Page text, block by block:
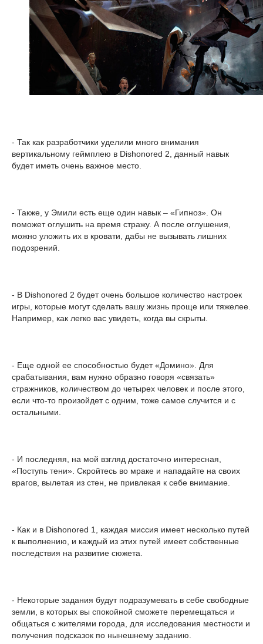
- Так как разработчики уделили много внимания
вертикальному геймплею в Dishonored 2, данный навык
будет иметь очень важное место.
- Также, у Эмили есть еще один навык – «Гипноз». Он
поможет оглушить на время стражу. А после оглушения,
можно уложить их в кровати, дабы не вызывать лишних
подозрений.
- В Dishonored 2 будет очень большое количество настроек
игры, которые могут сделать вашу жизнь проще или тяжелее.
Например, как легко вас увидеть, когда вы скрыты.
- Еще одной ее способностью будет «Домино». Для
срабатывания, вам нужно образно говоря «связать»
стражников, количеством до четырех человек и после этого,
если что-то произойдет с одним, тоже самое случится и с
остальными.
- И последняя, на мой взгляд достаточно интересная,
«Поступь тени». Скройтесь во мраке и нападайте на своих
врагов, вылетая из стен, не привлекая к себе внимание.
- Как и в Dishonored 1, каждая миссия имеет несколько путей
к выполнению, и каждый из этих путей имеет собственные
последствия на развитие сюжета.
- Некоторые задания будут подразумевать в себе свободные
земли, в которых вы спокойной сможете перемещаться и
общаться с жителями города, для исследования местности и
получения подсказок по нынешнему заданию.